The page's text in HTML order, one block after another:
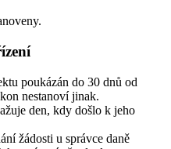
poukázán do 30 dnů od
nestanoví jinak.
den, kdy došlo k jeho
žádosti u správce daně